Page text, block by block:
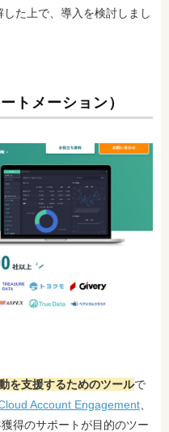
た上で、導入を検討しまし
トメーション）
を支援するためのツールで
Account Engagement
得のサポートが目的のツー